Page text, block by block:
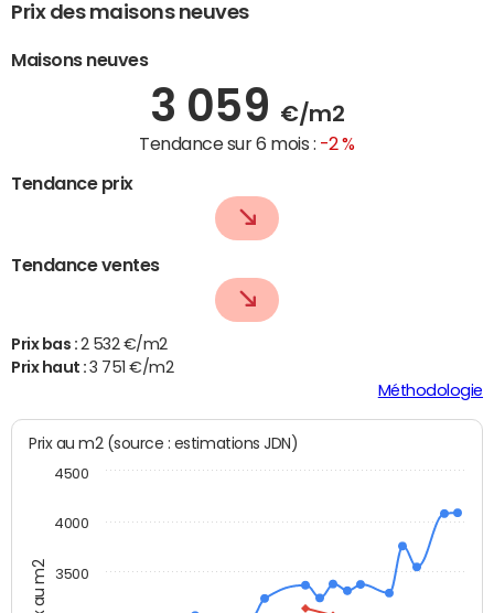
Prix des maisons neuves
Maisons neuves
3 059 €/m2
Tendance sur 6 mois : -2 %
Tendance prix
Tendance ventes
Prix bas : 2 532 €/m2
Prix haut :3 751 €/m2
Méthodologie
Prix au m2
Prix au m2 (source : estimations JDN)
3500
4000
4500